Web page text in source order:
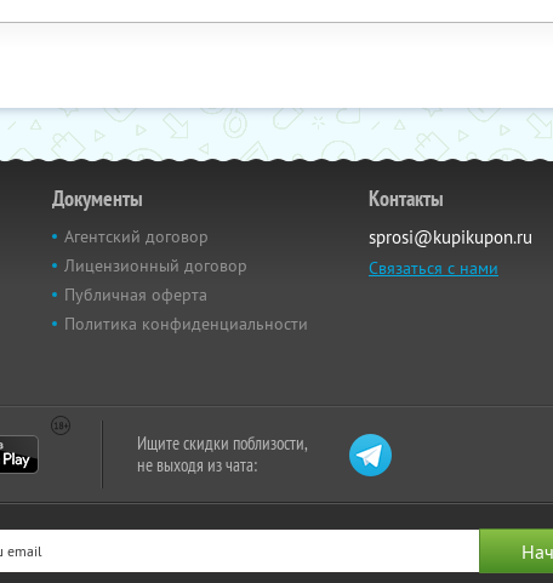
Документы
Агентский договор
Лицензионный договор
Публичная оферта
Политика конфиденциальности
Контакты
sprosi@kupikupon.ru
Связаться с нами
Ищите скидки поблизости,
не выходя из чата: